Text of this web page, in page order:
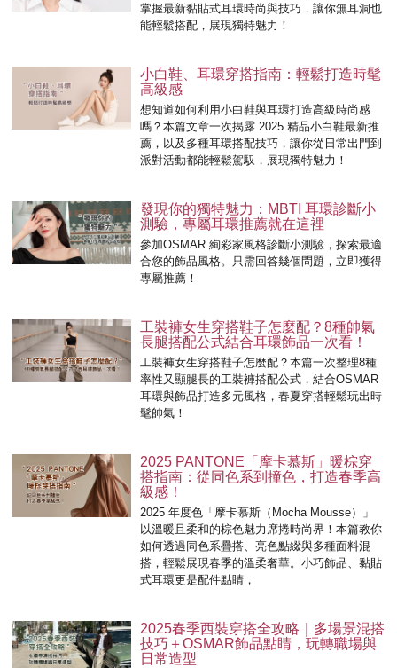
掌握最新黏貼式耳環時尚與技巧，讓你無耳洞也
能輕鬆搭配，展現獨特魅力！
小白鞋、耳環穿搭指南：輕鬆打造時髦
高級感
想知道如何利用小白鞋與耳環打造高級時尚感
嗎？本篇文章一次揭露 2025 精品小白鞋最新推
薦，以及多種耳環搭配技巧，讓你從日常出門到
派對活動都能輕鬆駕馭，展現獨特魅力！
發現你的獨特魅力：MBTI 耳環診斷小
測驗，專屬耳環推薦就在這裡
參加OSMAR 絢彩家風格診斷小測驗，探索最適
合您的飾品風格。只需回答幾個問題，立即獲得
專屬推薦！
工裝褲女生穿搭鞋子怎麼配？8種帥氣
長腿搭配公式結合耳環飾品一次看！
工裝褲女生穿搭鞋子怎麼配？本篇一次整理8種
率性又顯腿長的工裝褲搭配公式，結合OSMAR
耳環與飾品打造多元風格，春夏穿搭輕鬆玩出時
髦帥氣！
2025 PANTONE「摩卡慕斯」暖棕穿
搭指南：從同色系到撞色，打造春季高
級感！
2025 年度色「摩卡慕斯（Mocha Mousse）」
以溫暖且柔和的棕色魅力席捲時尚界！本篇教你
如何透過同色系疊搭、亮色點綴與多種面料混
搭，輕鬆展現春季的溫柔奢華。小巧飾品、黏貼
式耳環更是配件點睛，
2025春季西裝穿搭全攻略｜多場景混搭
技巧＋OSMAR飾品點睛，玩轉職場與
日常造型